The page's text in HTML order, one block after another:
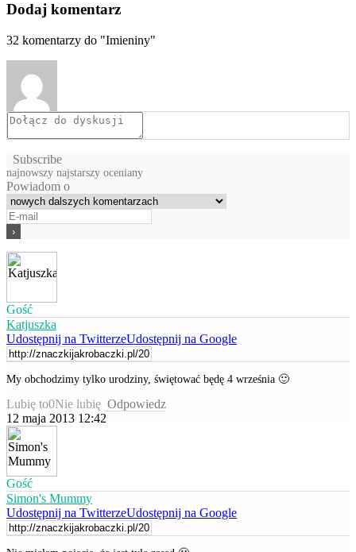
Dodaj komentarz
32 komentarzy do "Imieniny"
Subscribe
najnowszy najstarszy oceniany
Powiadom o
Gość
Katjuszka
Udostępnij na TwitterzeUdostępnij na Google
My obchodzimy tylko urodziny, świętować będę 4 września 🙂
Lubię to0Nie lubię Odpowiedz
12 maja 2013 12:42
Gość
Simon's Mummy
Udostępnij na TwitterzeUdostępnij na Google